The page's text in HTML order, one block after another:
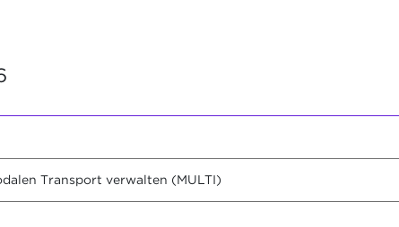
Transport verwalten (MULTI)